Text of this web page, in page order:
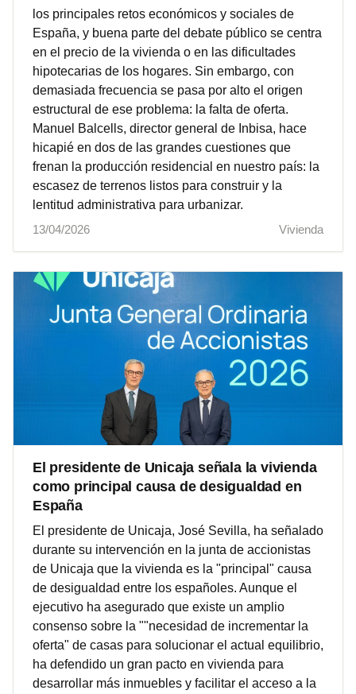
los principales retos económicos y sociales de
España, y buena parte del debate público se centra
en el precio de la vivienda o en las dificultades
hipotecarias de los hogares. Sin embargo, con
demasiada frecuencia se pasa por alto el origen
estructural de ese problema: la falta de oferta.
Manuel Balcells, director general de Inbisa, hace
hicapié en dos de las grandes cuestiones que
frenan la producción residencial en nuestro país: la
escasez de terrenos listos para construir y la
lentitud administrativa para urbanizar.
13/04/2026
Vivienda
El presidente de Unicaja señala la vivienda
como principal causa de desigualdad en
España
El presidente de Unicaja, José Sevilla, ha señalado
durante su intervención en la junta de accionistas
de Unicaja que la vivienda es la "principal" causa
de desigualdad entre los españoles. Aunque el
ejecutivo ha asegurado que existe un amplio
consenso sobre la ""necesidad de incrementar la
oferta" de casas para solucionar el actual equilibrio,
ha defendido un gran pacto en vivienda para
desarrollar más inmuebles y facilitar el acceso a la